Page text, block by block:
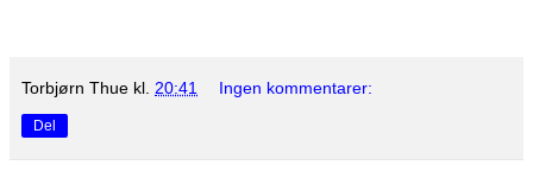
Torbjørn Thue kl. 20:41 Ingen kommentarer:
Del